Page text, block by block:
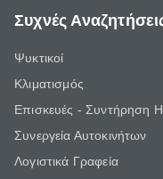
Συχνές
Ψυκτικοί
Κλιματισμός
Επισκευές - Συντήρηση
Συνεργεία Αυτοκινήτων
Λογιστικά Γραφεία